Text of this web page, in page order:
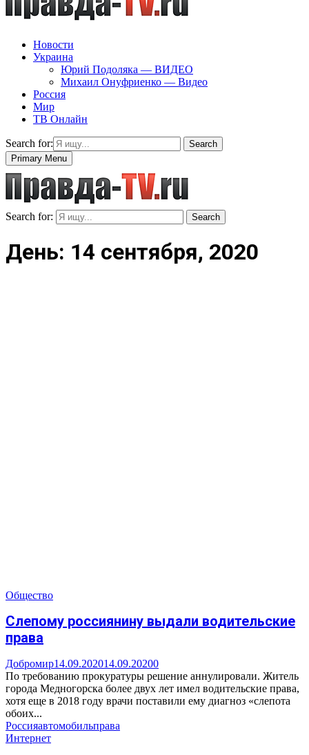
Новости
Украина
Юрий Подоляка — ВИДЕО
Михаил Онуфриенко — Видео
Россия
Мир
ТВ Онлайн
Search for:
Search
Primary Menu
Search for: Search
День: 14 сентября, 2020
Общество
Слепому россиянину выдали водительские
права
Добромир14.09.202014.09.20200
По требованию прокуратуры решение аннулировали. Житель
города Медногорска более двух лет имел водительские права,
хотя еще в 2018 году врачи поставили ему диагноз «слепота
обоих...
Россияавтомобильправа
Интернет